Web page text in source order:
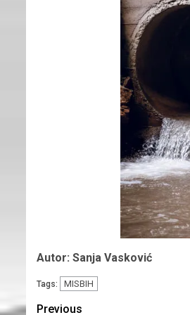
Autor: Sanja Vasković
Tags: MISBIH
Previous